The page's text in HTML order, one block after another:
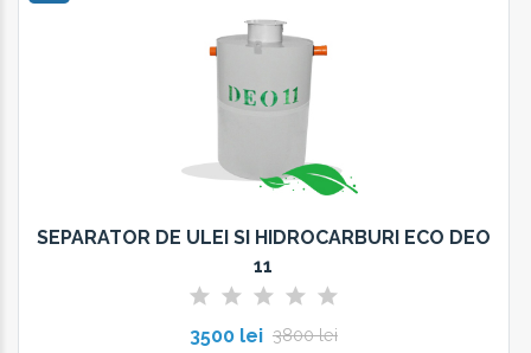
SEPARATOR DE ULEI SI HIDROCARBURI ECO DEO
11
3800 lei
3500 lei